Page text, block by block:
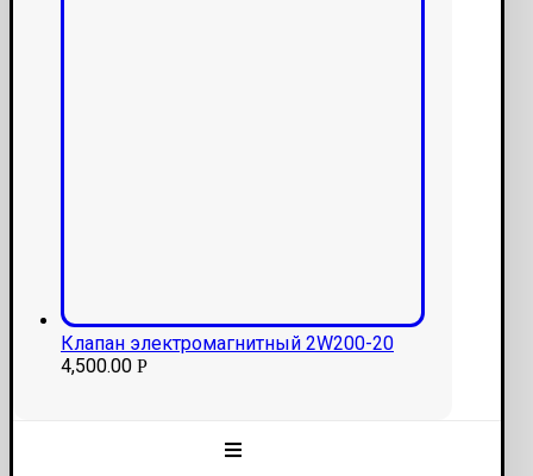
Клапан электромагнитный 2W200-20
4,500.00 Р